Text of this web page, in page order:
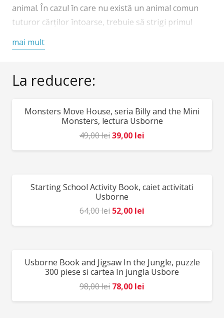
animal. În cazul în care nu există un animal comun
tuturor cărţilor întoarse, trebuie să strigi primul
recomandată: 5 – 99 ani. Confecționat din materiale și
EN71&ASTM. AVERTISMENT: Contraindicat copiilor
către un adult în timpul jocului. Producător: Djeco,
Franța. Bataflash – descarca aici regulile jocului
mai mult
La reducere:
REDUCERI!
Monsters Move House, seria Billy and the Mini
Monsters, lectura Usborne
49,00leiPrețul
inițial
49,00 lei.
39,00 lei
curent
REDUCERI!
Starting School Activity Book, caiet activitati
Usborne
64,00lei Prețul
inițial
64,00 lei.
52,00 lei
curent
REDUCERI!
Usborne Book and Jigsaw In the Jungle, puzzle
300 piese si cartea In jungla Usbore
98,00lei Prețul
inițial
78,00 lei
curent